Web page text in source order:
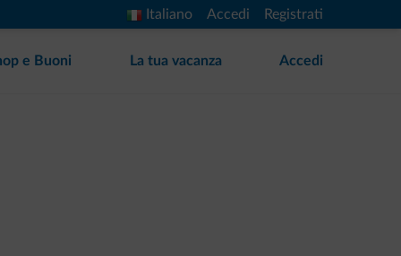
Italiano Accedi Registrati
e Buoni La tua vacanza Accedi